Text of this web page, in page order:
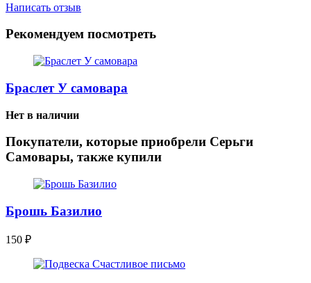
Написать отзыв
Рекомендуем посмотреть
Браслет У самовара
Нет в наличии
Покупатели, которые приобрели Серьги
Самовары, также купили
Брошь Базилио
150 ₽